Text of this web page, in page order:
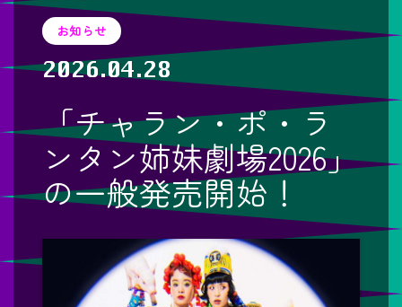
お知らせ
2026.04.28
「チャラン・ポ・ラ
ンタン姉妹劇場2026」
の一般発売開始！